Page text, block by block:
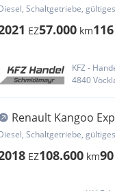
L2 / 1...
Schaltgetriebe,
EZ57.000 km116
KFZ -
4840
Renault Kangoo
L2 Transporter /
Schaltgetriebe,
EZ108.600 km90